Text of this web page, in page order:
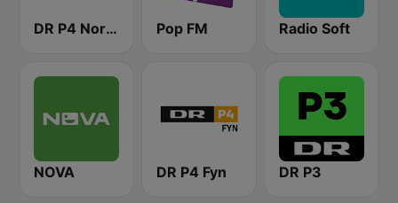
DR P4 Nordjylland Pop FM Radio Soft
NOVA DR P4 Fyn DR P3